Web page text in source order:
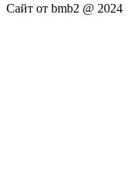
Сайт от bmb2 @ 2024